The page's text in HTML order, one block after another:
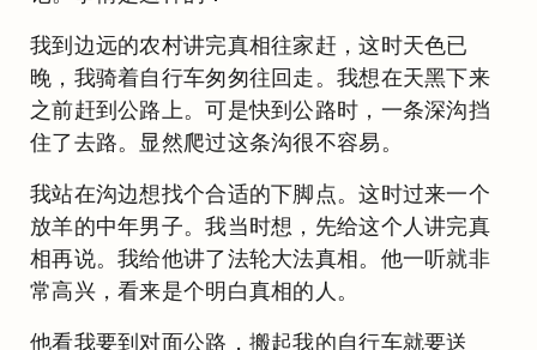
我到边远的农村讲完真相往家赶，这时天色已
晚，我骑着自行车匆匆往回走。我想在天黑下来
之前赶到公路上。可是快到公路时，一条深沟挡
住了去路。显然爬过这条沟很不容易。
我站在沟边想找个合适的下脚点。这时过来一个
放羊的中年男子。我当时想，先给这个人讲完真
相再说。我给他讲了法轮大法真相。他一听就非
常高兴，看来是个明白真相的人。
他看我要到对面公路，搬起我的自行车就要送